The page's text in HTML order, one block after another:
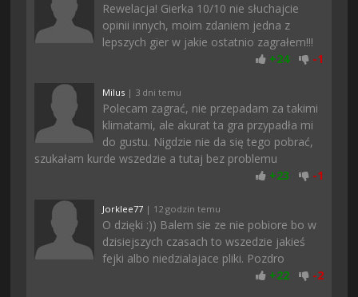
Rewelacja! Gierka 10/10 nie słuchajcie
opinii innych, moim zdaniem jedna z
lepszych gier w jakie ostatnio zagrałem!!!
+24 -1
Milus | 3 dni temu
Polecam zagrać, nie przepadam za takimi
klimatami, ale akurat ta gra przypadła mi
do gustu. Nigdzie nie da się tego pobrać,
szukałam kurde wszedzie a tutaj bez problemu
+23 -1
Jorklee77 | 12 godzin temu
O dzięki :)) Balem sie ze nie pobiore bo w
dzisiejszych czasach to wszedzie jakieś
fejki albo niedzialajace pliki. Pozdro
+22 -2